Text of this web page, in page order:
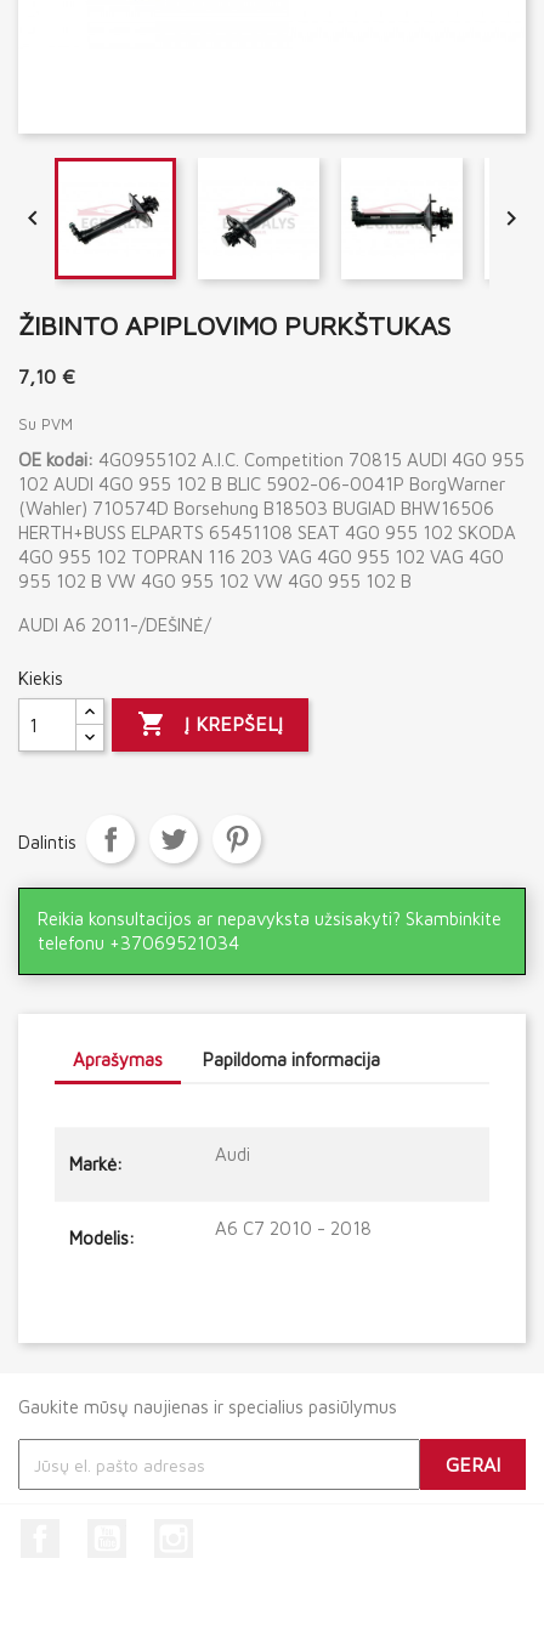
 
ŽIBINTO APIPLOVIMO PURKŠTUKAS
7,10 €
Su PVM
OE kodai: 4G0955102 A.I.C. Competition 70815 AUDI 4G0 955
102 AUDI 4G0 955 102 B BLIC 5902-06-0041P BorgWarner
(Wahler) 710574D Borsehung B18503 BUGIAD BHW16506
HERTH+BUSS ELPARTS 65451108 SEAT 4G0 955 102 SKODA
4G0 955 102 TOPRAN 116 203 VAG 4G0 955 102 VAG 4G0
955 102 B VW 4G0 955 102 VW 4G0 955 102 B
AUDI A6 2011-/DEŠINĖ/
Kiekis
 Į KREPŠELĮ
Dalintis
Reikia konsultacijos ar nepavyksta užsisakyti? Skambinkite
telefonu +37069521034
Aprašymas Papildoma informacija
Markė: Audi
Modelis: A6 C7 2010 - 2018
Gaukite mūsų naujienas ir specialius pasiūlymus